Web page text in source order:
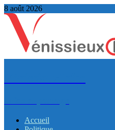
8 août 2026
Accueil